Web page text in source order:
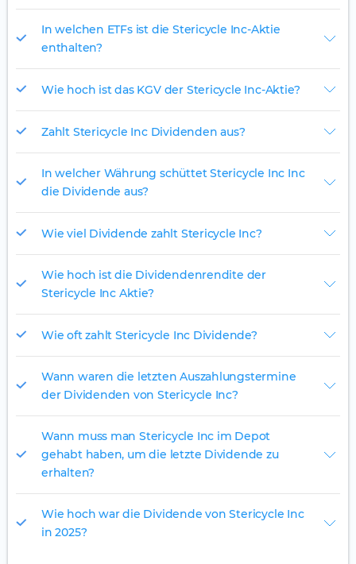
In welchen ETFs ist die Stericycle Inc-Aktie
enthalten?
Wie hoch ist das KGV der Stericycle Inc-Aktie?
Zahlt Stericycle Inc Dividenden aus?
In welcher Währung schüttet Stericycle Inc Inc
die Dividende aus?
Wie viel Dividende zahlt Stericycle Inc?
Wie hoch ist die Dividendenrendite der
Stericycle Inc Aktie?
Wie oft zahlt Stericycle Inc Dividende?
Wann waren die letzten Auszahlungstermine
der Dividenden von Stericycle Inc?
Wann muss man Stericycle Inc im Depot
gehabt haben, um die letzte Dividende zu
erhalten?
Wie hoch war die Dividende von Stericycle Inc
in 2025?